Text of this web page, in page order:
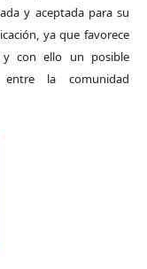
y aceptada para su
ya que favorece
y con ello un posible
la comunidad